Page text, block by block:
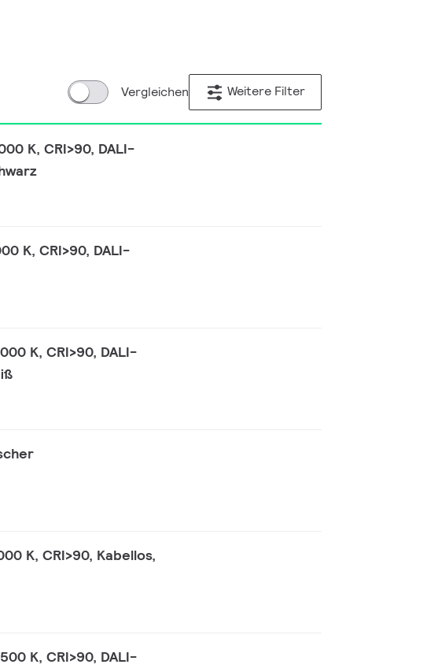
Vergleichen Weitere Filter
K, CRI>90, DALI-
K, CRI>90, DALI-
K, CRI>90, DALI-
K, CRI>90, Kabellos,
K, CRI>90, DALI-